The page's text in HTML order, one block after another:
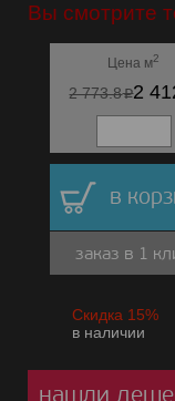
Вы смотрите
Цена м2
2 773.8p2
в
заказ в 1
Скидка 15%
в наличии
нашли